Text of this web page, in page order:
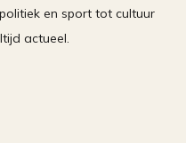
en sport tot cultuur
actueel.